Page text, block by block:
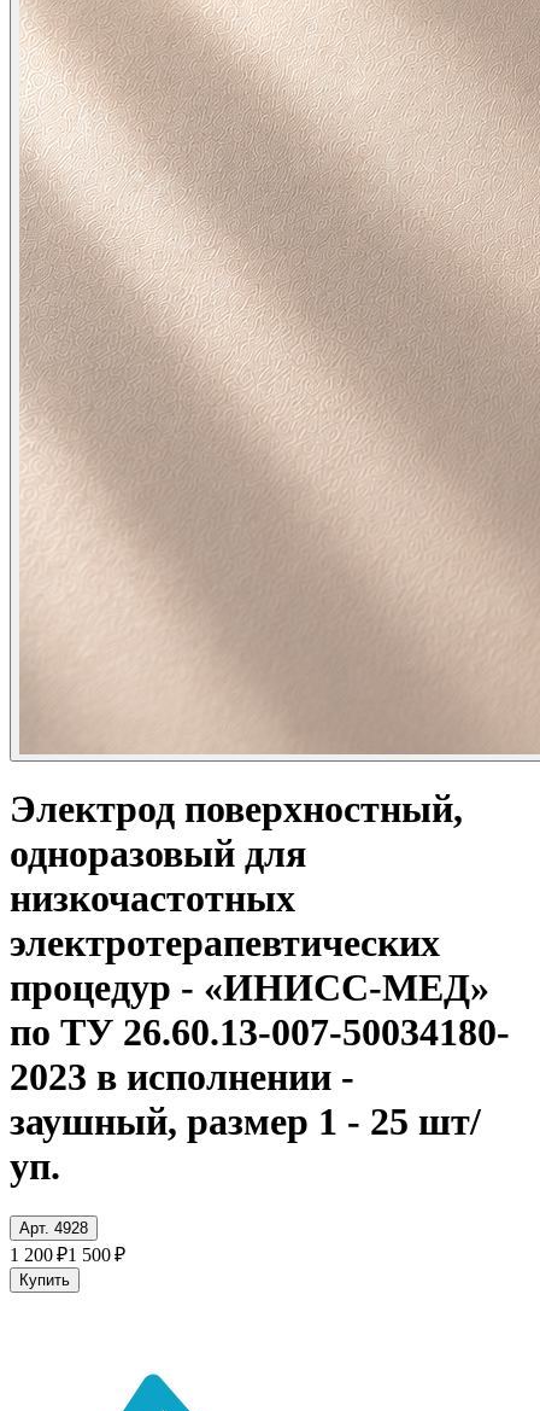
Электрод поверхностный,
одноразовый для
низкочастотных
электротерапевтических
процедур - «ИНИСС-МЕД»
по ТУ 26.60.13-007-50034180-
2023 в исполнении -
заушный, размер 1 - 25 шт/
уп.
Арт. 4928
1 200 ₽1 500 ₽
Купить